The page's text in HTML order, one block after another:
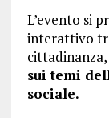
L’evento si
interattivo
sui temi
sociale.